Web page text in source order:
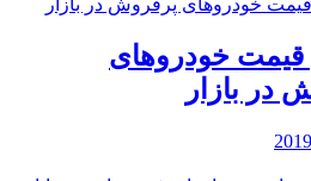
قیمت خودرو‌های
در بازار